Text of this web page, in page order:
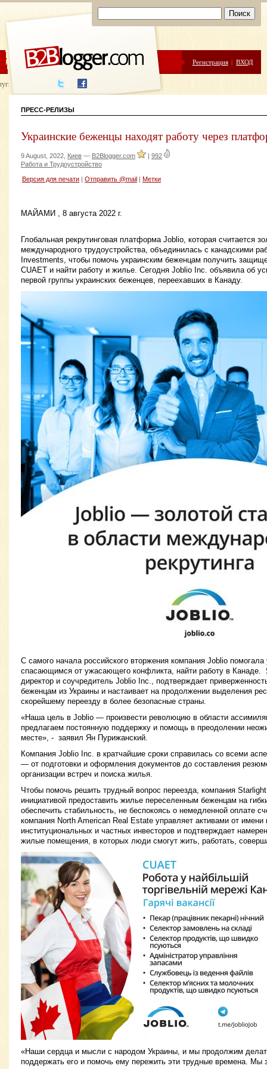
ЦЕНЫ ПОМОЩЬ Регистрация | ВХОД
написания
ПРЕСС-РЕЛИЗЫ
Украинские беженцы находят работу через
9 August, 2022, Киев — B2Blogger.com | 992
Работа и Трудоустройство
Версия для печати Отправить @mail Метки
МАЙАМИ , 8 августа 2022 г.
Глобальная рекрутинговая платформа Joblio, которая считается
международного трудоустройства, объединилась с канадскими
Investments, чтобы помочь украинским беженцам получить
CUAET и найти работу и жилье. Сегодня Joblio Inc. объявила об
первой группы украинских беженцев, переехавших в Канаду.
С самого начала российского вторжения компания Joblio
спасающимся от ужасающего конфликта, найти работу в Канаде.
директор и соучредитель Joblio Inc., подтверждает
беженцам из Украины и настаивает на продолжении выделения
скорейшему переезду в более безопасные страны.
«Наша цель в Joblio — произвести революцию в области
предлагаем постоянную поддержку и помощь в преодолении
месте», - заявил Ян Пурижанский.
Компания Joblio Inc. в кратчайшие сроки справилась со всеми
— от подготовки и оформления документов до составления
организации встреч и поиска жилья.
Чтобы помочь решить трудный вопрос переезда, компания
инициативой предоставить жилье переселенным беженцам на
обеспечить стабильность, не беспокоясь о немедленной оплате
компания North American Real Estate управляет активами от имени
институциональных и частных инвесторов и подтверждает
жилые помещения, в которых люди смогут жить, работать,
«Наши сердца и мысли с народом Украины, и мы продолжим
поддержать его и помочь ему пережить эти трудные времена. Мы